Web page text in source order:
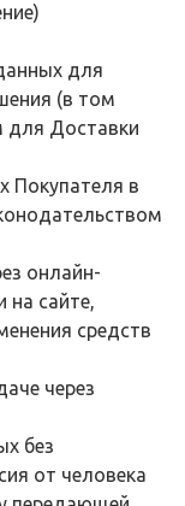
для
(в том
для Доставки
Покупателя в
онлайн-
сайте,
средств
через
без
от человека